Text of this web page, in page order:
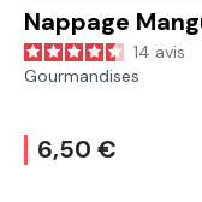
Nappage
14 avis
Gourmandises
6,50 €